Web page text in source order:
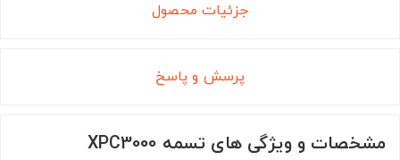
جزئیات محصول
پرسش و پاسخ
مشخصات و ویژگی های تسمه XPC3000